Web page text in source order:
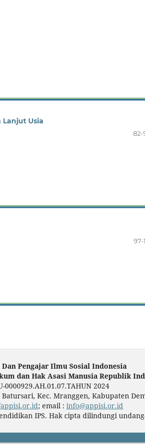
Lanjut Usia
82-
97-
Pengajar Ilmu Sosial Indonesia
dan Hak Asasi Manusia Republik
0000929.AH.01.07.TAHUN 2024
Kec. Mranggen, Kabupaten
; email : info@appisi.or.id
IPS. Hak cipta dilindungi